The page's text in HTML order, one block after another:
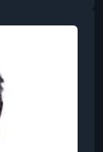
Web3 и
а
более чем